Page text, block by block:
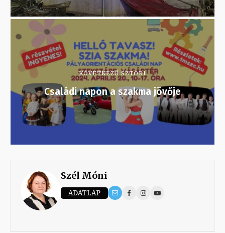
KÖVETKEZŐ SZTORI
Családi napon a szakma jövője
Szél Móni
ADATLAP